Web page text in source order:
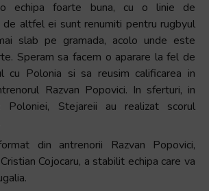
o echipa foarte buna, cu o linie de
de altfel ei sunt renumiti pentru rugbyul
slab pe gramada, acolo unde este
Speram sa facem o aparare la fel de
cu Polonia si sa reusim calificarea in
Razvan Popovici. In sferturi, in
Poloniei, Stejareii au realizat scorul
din antrenorii Razvan Popovici,
Cojocaru, a stabilit echipa care va